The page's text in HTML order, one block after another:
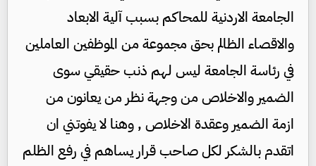
الجامعة الاردنية للمحاكم بسبب آلية الابعاد
والاقصاء الظالم بحق مجموعة من الموظفين العاملين
في رئاسة الجامعة ليس لهم ذنب حقيقي سوى
الضمير والاخلاص من وجهة نظر من يعانون من
ازمة الضمير وعقدة الاخلاص , وهنا لا يفوتني ان
اتقدم بالشكر لكل صاحب قرار يساهم في رفع الظلم